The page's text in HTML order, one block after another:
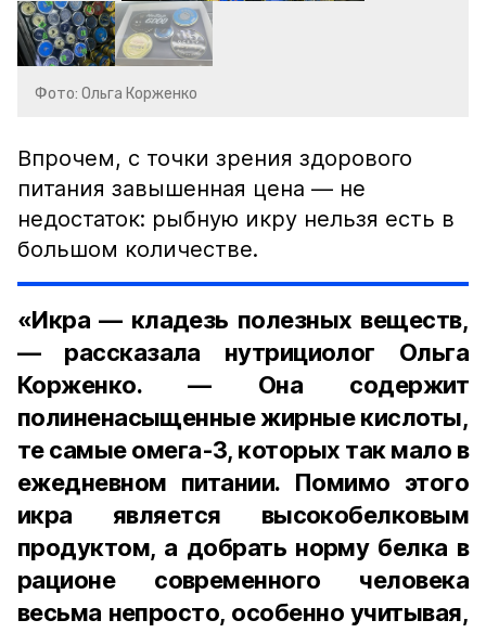
Фото: Ольга Корженко
Впрочем, с точки зрения здорового
питания завышенная цена — не
недостаток: рыбную икру нельзя есть в
большом количестве.
«Икра — кладезь полезных веществ,
— рассказала нутрициолог Ольга
Корженко. — Она содержит
полиненасыщенные жирные кислоты,
те самые омега-3, которых так мало в
ежедневном питании. Помимо этого
икра является высокобелковым
продуктом, а добрать норму белка в
рационе современного человека
весьма непросто, особенно учитывая,